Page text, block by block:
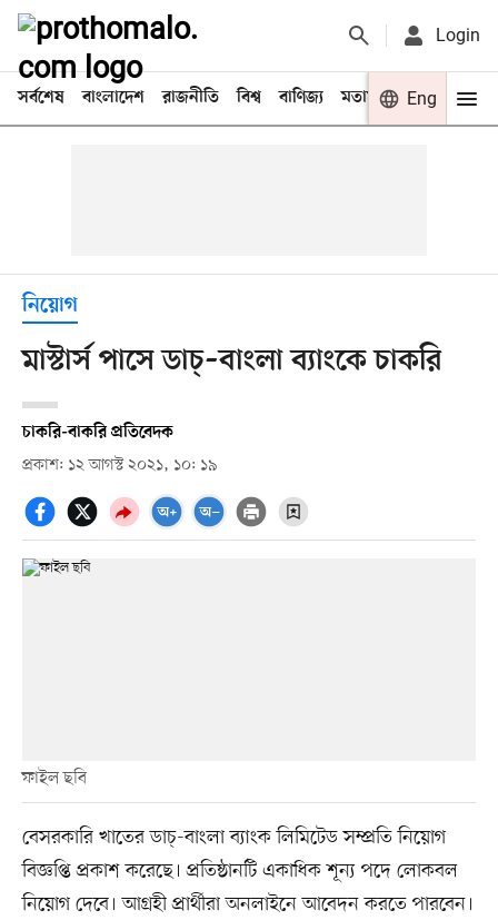
Login
সর্বশেষ বাংলাদেশ রাজনীতি বিশ্ব বাণিজ্য মতামত খেলা
Eng
নিয়োগ
মাস্টার্স পাসে ডাচ্–বাংলা ব্যাংকে চাকরি
চাকরি-বাকরি প্রতিবেদক
প্রকাশ: ১২ আগস্ট ২০২১, ১০: ১৯
ফাইল ছবি
বেসরকারি খাতের ডাচ্-বাংলা ব্যাংক লিমিটেড সম্প্রতি নিয়োগ
বিজ্ঞপ্তি প্রকাশ করেছে। প্রতিষ্ঠানটি একাধিক শূন্য পদে লোকবল
নিয়োগ দেবে। আগ্রহী প্রার্থীরা অনলাইনে আবেদন করতে পারবেন।